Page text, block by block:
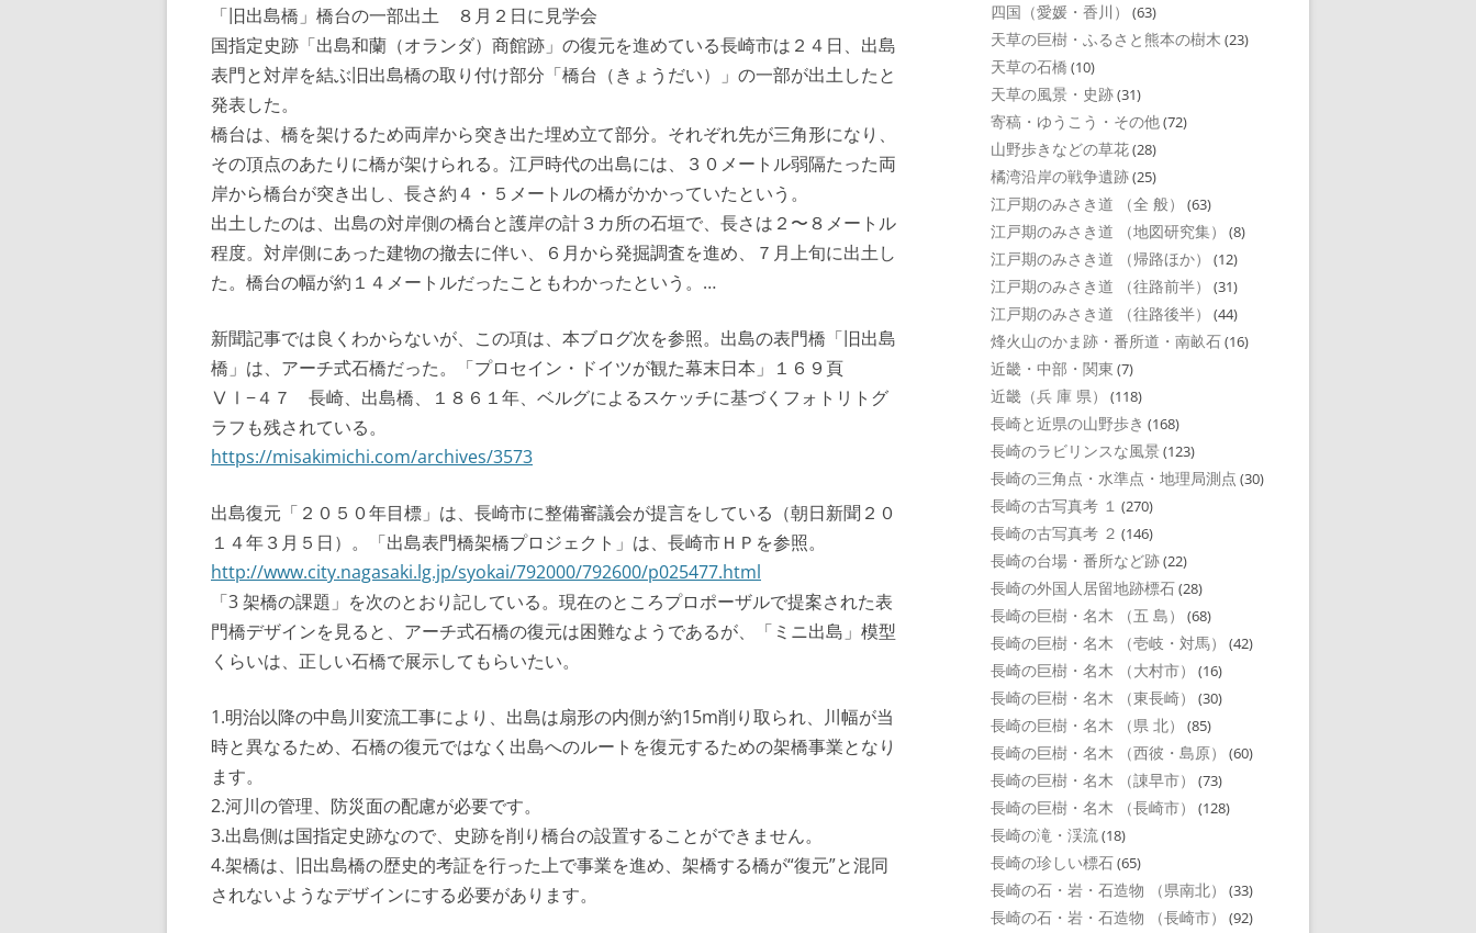
「旧出島橋」橋台の一部出土 ８月２日に見学会
国指定史跡「出島和蘭（オランダ）商館跡」の復元を進めている長崎市は２４日、出島
表門と対岸を結ぶ旧出島橋の取り付け部分「橋台（きょうだい）」の一部が出土したと
発表した。
橋台は、橋を架けるため両岸から突き出た埋め立て部分。それぞれ先が三角形になり、
その頂点のあたりに橋が架けられる。江戸時代の出島には、３０メートル弱隔たった両
岸から橋台が突き出し、長さ約４・５メートルの橋がかかっていたという。
出土したのは、出島の対岸側の橋台と護岸の計３カ所の石垣で、長さは２〜８メートル
程度。対岸側にあった建物の撤去に伴い、６月から発掘調査を進め、７月上旬に出土し
た。橋台の幅が約１４メートルだったこともわかったという。…
新聞記事では良くわからないが、この項は、本ブログ次を参照。出島の表門橋「旧出島
橋」は、アーチ式石橋だった。「プロセイン・ドイツが観た幕末日本」１６９頁
ⅤⅠ−４７ 長崎、出島橋、１８６１年、ベルグによるスケッチに基づくフォトリトグ
ラフも残されている。
https://misakimichi.com/archives/3573
出島復元「２０５０年目標」は、長崎市に整備審議会が提言をしている（朝日新聞２０
１４年３月５日）。「出島表門橋架橋プロジェクト」は、長崎市ＨＰを参照。
http://www.city.nagasaki.lg.jp/syokai/792000/792600/p025477.html
「3 架橋の課題」を次のとおり記している。現在のところプロポーザルで提案された表
門橋デザインを見ると、アーチ式石橋の復元は困難なようであるが、「ミニ出島」模型
くらいは、正しい石橋で展示してもらいたい。
1.明治以降の中島川変流工事により、出島は扇形の内側が約15m削り取られ、川幅が当
時と異なるため、石橋の復元ではなく出島へのルートを復元するための架橋事業となり
ます。
2.河川の管理、防災面の配慮が必要です。
3.出島側は国指定史跡なので、史跡を削り橋台の設置することができません。
4.架橋は、旧出島橋の歴史的考証を行った上で事業を進め、架橋する橋が“復元”と混同
されないようなデザインにする必要があります。
四国（愛媛・香川） (63)
天草の巨樹・ふるさと熊本の樹木 (23)
天草の石橋 (10)
天草の風景・史跡(31)
寄稿・ゆうこう・その他(72)
山野歩きなどの草花(28)
橘湾沿岸の戦争遺跡(25)
江戸期のみさき道 （全 般） (63)
江戸期のみさき道 （地図研究集） (8)
江戸期のみさき道 （帰路ほか） (12)
江戸期のみさき道 （往路前半） (31)
江戸期のみさき道 （往路後半） (44)
烽火山のかま跡・番所道・南畝石(16)
近畿・中部・関東 (7)
近畿（兵 庫 県） (118)
長崎と近県の山野歩き (168)
長崎のラビリンスな風景 (123)
長崎の三角点・水準点・地理局測点 (30)
長崎の古写真考 １ (270)
長崎の古写真考 ２ (146)
長崎の台場・番所など跡(22)
長崎の外国人居留地跡標石(28)
長崎の巨樹・名木 （五 島） (68)
長崎の巨樹・名木 （壱岐・対馬） (42)
長崎の巨樹・名木 （大村市） (16)
長崎の巨樹・名木 （東長崎） (30)
長崎の巨樹・名木 （県 北） (85)
長崎の巨樹・名木 （西彼・島原） (60)
長崎の巨樹・名木 （諌早市） (73)
長崎の巨樹・名木 （長崎市） (128)
長崎の滝・渓流(18)
長崎の珍しい標石(65)
長崎の石・岩・石造物 （県南北） (33)
長崎の石・岩・石造物 （長崎市） (92)